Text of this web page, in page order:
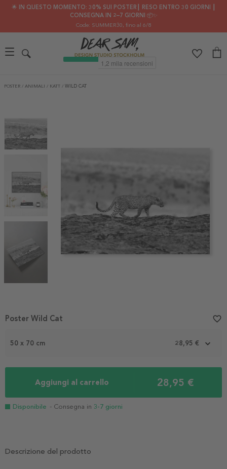
🌟 IN QUESTO MOMENTO: 30% SUI POSTER┃ RESO ENTRO 30 GIORNI ┃
CONSEGNA IN 2–7 GIORNI 📦✨
Code: SUMMER30, fino al 6/8
POSTER / ANIMALI / KATT / WILD CAT
Item
50 x 70 cm 28,95 €
Aggiungi al carrello 28,95 €
Disponibile - Consegna in 3-7 giorni
Poster Wild Cat favorite_border
Descrizione del prodotto